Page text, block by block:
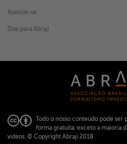
Associe-se
Doe para Abraji
Todo o nosso conteúdo pode
forma gratuita, exceto a maioria
vídeos. © Copyright Abraji 2018